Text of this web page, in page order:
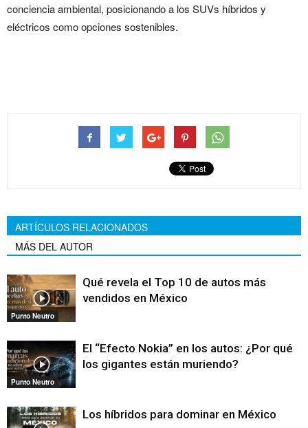
conciencia ambiental, posicionando a los SUVs híbridos y
eléctricos como opciones sostenibles.
ARTÍCULOS RELACIONADOS
MÁS DEL AUTOR
Punto Neutro
Qué revela el Top 10 de autos más
vendidos en México
Punto Neutro
El “Efecto Nokia” en los autos: ¿Por qué
los gigantes están muriendo?
Los híbridos para dominar en México